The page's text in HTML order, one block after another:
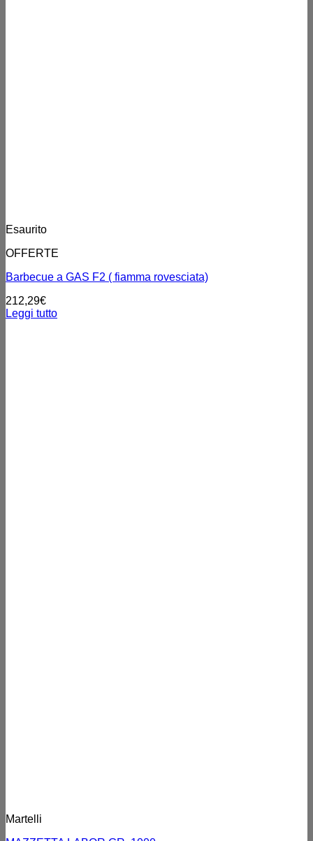
Esaurito
OFFERTE
Barbecue a GAS F2 ( fiamma rovesciata)
212,29€
Leggi tutto
Martelli